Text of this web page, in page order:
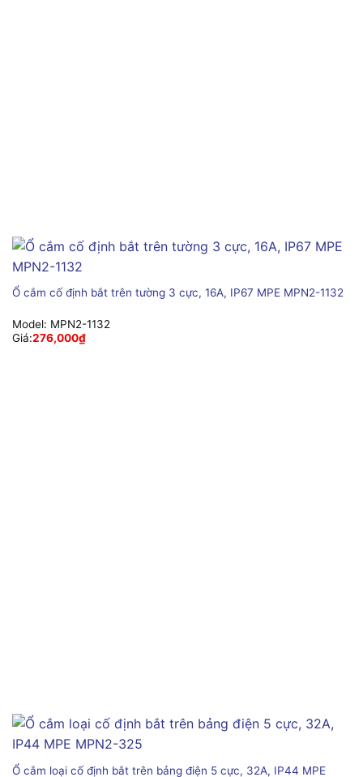
Ổ cắm cố định bắt trên tường 3 cực, 16A, IP67 MPE MPN2-1132
Model: MPN2-1132
Giá:276,000₫
Ổ cắm loại cố định bắt trên bảng điện 5 cực, 32A, IP44 MPE